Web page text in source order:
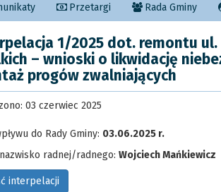
Przetargi Rada Gminy
1/2025 dot. remontu ul.
– wnioski o likwidację
progów zwalniających
03 czerwiec 2025
do Rady Gminy: 03.06.2025 r.
radnej/radnego: Wojciech Mańkiewicz
interpelacji